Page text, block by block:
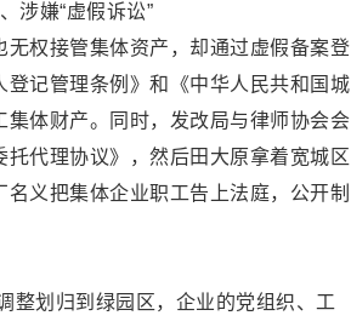
涉嫌“虚假诉讼”
权接管集体资产，却通过虚假备案登
记管理条例》和《中华人民共和国城
体财产。同时，发改局与律师协会会
代理协议》，然后田大原拿着宽城区
义把集体企业职工告上法庭，公开制
整划归到绿园区，企业的党组织、工